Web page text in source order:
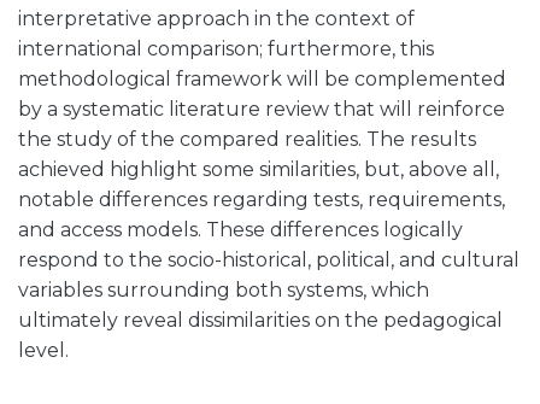
interpretative approach in the context of
international comparison; furthermore, this
methodological framework will be complemented
by a systematic literature review that will reinforce
the study of the compared realities. The results
achieved highlight some similarities, but, above all,
notable differences regarding tests, requirements,
and access models. These differences logically
respond to the socio-historical, political, and cultural
variables surrounding both systems, which
ultimately reveal dissimilarities on the pedagogical
level.